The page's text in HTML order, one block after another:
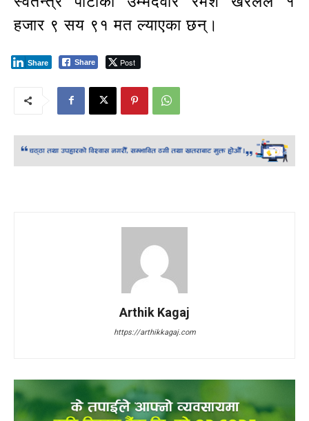
हजार ९ सय ९१ मत ल्याएका छन्।
Share Post
Share
Arthik Kagaj
https://arthikkagaj.com